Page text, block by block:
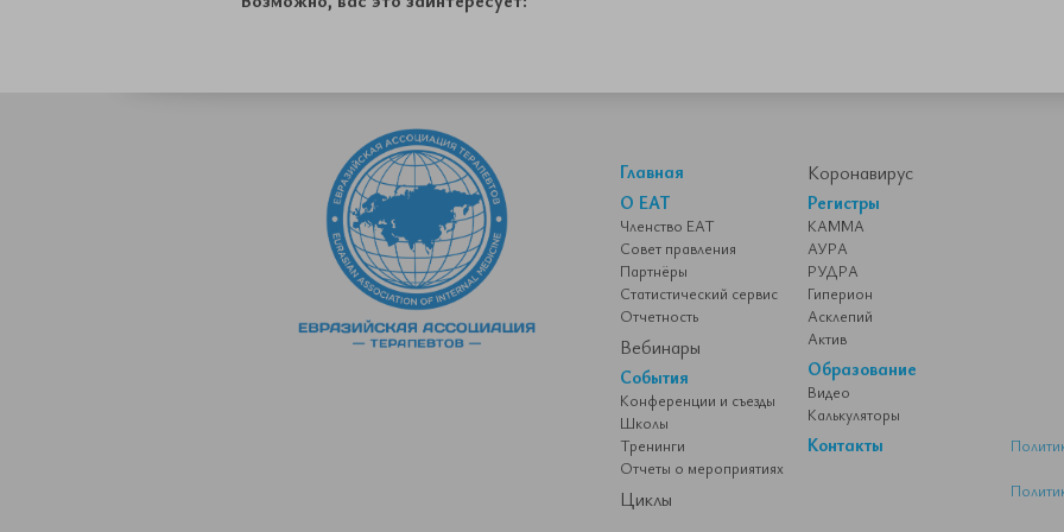
Главная
О ЕАТ
Членство ЕАТ
Совет правления
Партнёры
Статистический сервис
Отчетность
Вебинары
События
Конференции и съезды
Школы
Тренинги
Отчеты о мероприятиях
Циклы
Коронавирус
Регистры
КАММА
АУРА
РУДРА
Гиперион
Асклепий
Актив
Образование
Видео
Калькуляторы
Контакты